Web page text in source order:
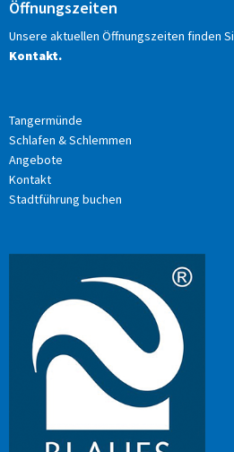
Öffnungszeiten
Unsere aktuellen Öffnungszeiten finden
Kontakt.
Tangermünde
Schlafen & Schlemmen
Angebote
Kontakt
Stadtführung buchen